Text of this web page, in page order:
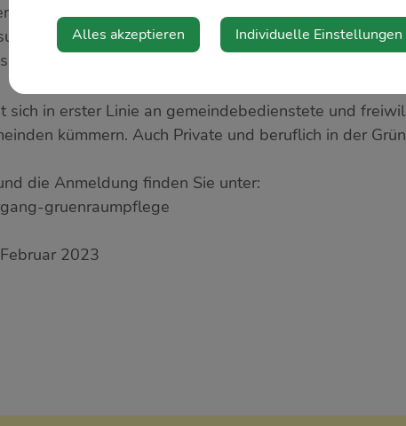
der Region. Eine Kooperation zwischen
Amstetten (KLAR!) organisiert den
Stift Seitenstetten statt.
sich in erster Linie an gemeindebedienstete und
kümmern. Auch Private und beruflich in der
die Anmeldung finden Sie unter:
gruenraumpflege
2023
Alles akzeptieren Individuelle Einstellungen